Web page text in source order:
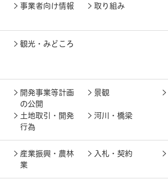
事業者向け情報 取り組み
観光・みどころ
開発事業等計画
の公開
景観
土地取引・開発
行為
河川・橋梁
産業振興・農林
業
入札・契約